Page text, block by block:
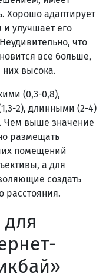
Хорошо адаптирует
улучшает его
что
все больше,
них высока.
(0,3-0,8),
2), длинными (2-4)
Чем выше значение
размещать
помещений
а для
создать
расстояния.
для